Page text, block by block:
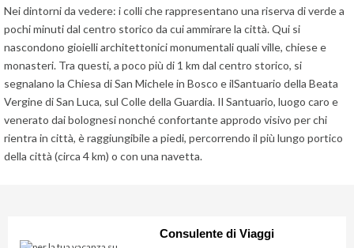
Nei dintorni da vedere: i colli che rappresentano una riserva di verde a
pochi minuti dal centro storico da cui ammirare la città. Qui si
nascondono gioielli architettonici monumentali quali ville, chiese e
monasteri. Tra questi, a poco più di 1 km dal centro storico, si
segnalano la Chiesa di San Michele in Bosco e ilSantuario della Beata
Vergine di San Luca, sul Colle della Guardia. Il Santuario, luogo caro e
venerato dai bolognesi nonché confortante approdo visivo per chi
rientra in città, è raggiungibile a piedi, percorrendo il più lungo portico
della città (circa 4 km) o con una navetta.
Consulente di Viaggi